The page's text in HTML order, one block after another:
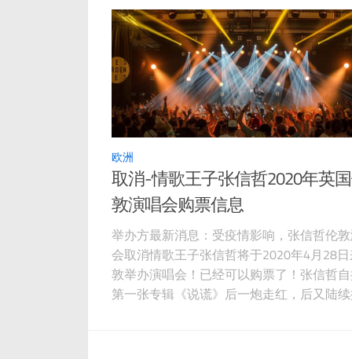
藏在心
欧洲
取消-情歌王子张信哲2020年英
敦演唱会购票信息
举办方最新消息：受疫情影响，张信哲伦
会取消情歌王子张信哲将于2020年4月28
敦举办演唱会！已经可以购票了！张信哲
第一张专辑《说谎》后一炮走红，后又陆